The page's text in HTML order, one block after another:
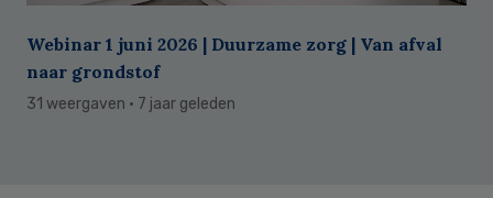
Webinar 1 juni 2026 | Duurzame zorg | Van afval
naar grondstof
31 weergaven · 7 jaar geleden